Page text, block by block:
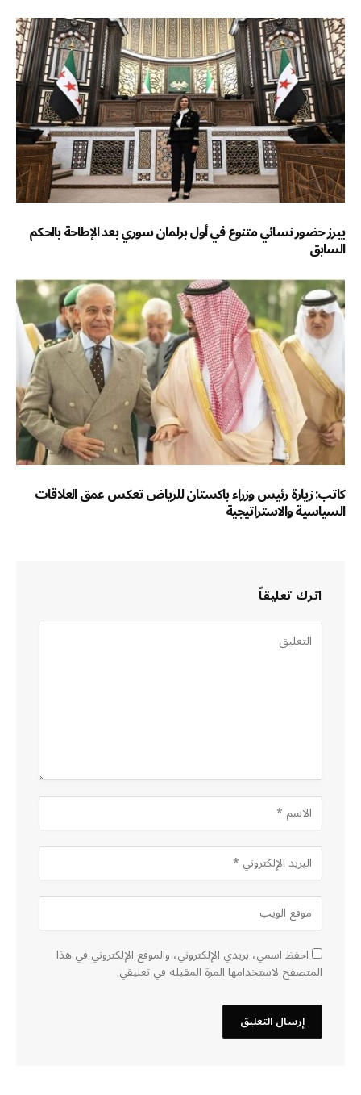
يبرز حضور نسائي متنوع في أول برلمان سوري بعد الإطاحة بالحكم
السابق
كاتب: زيارة رئيس وزراء باكستان للرياض تعكس عمق العلاقات
السياسية والاستراتيجية
اترك تعليقاً
احفظ اسمي، بريدي الإلكتروني، والموقع الإلكتروني في هذا
المتصفح لاستخدامها المرة المقبلة في تعليقي.